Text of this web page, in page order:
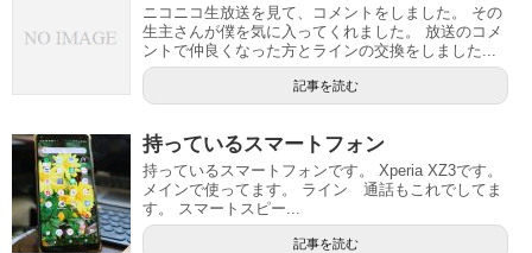
ニコニコ生放送を見て、コメントをしました。 その
生主さんが僕を気に入ってくれました。 放送のコメ
ントで仲良くなった方とラインの交換をしました...
記事を読む
持っているスマートフォン
持っているスマートフォンです。 Xperia XZ3です。
メインで使ってます。 ライン 通話もこれでしてま
す。 スマートスピー...
記事を読む